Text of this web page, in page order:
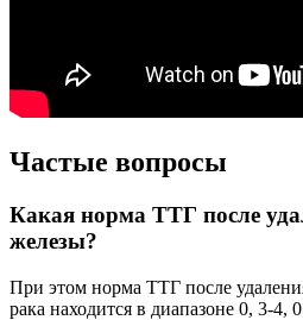
Частые вопросы
Какая норма ТТГ после
железы?
При этом норма ТТГ после
рака находится в диапазоне 0, 3-4,